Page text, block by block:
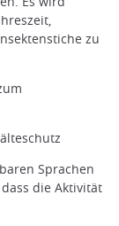
zu
Sprachen
die Aktivität